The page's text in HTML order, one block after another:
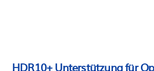
HDR10+ Unterstützung für